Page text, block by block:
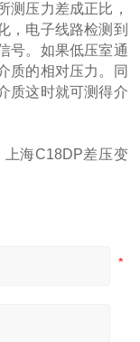
测压力差成正比，
，电子线路检测到
号。如果低压室通
质的相对压力。同
质这时就可测得介
海C18DP差压变